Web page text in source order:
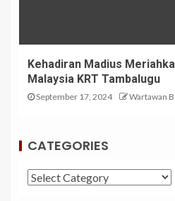
Kehadiran Madius
Malaysia KRT Tambalugu
September 17, 2024 Wartawan
CATEGORIES